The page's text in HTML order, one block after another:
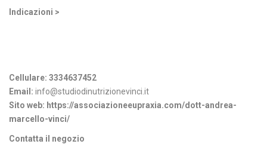
Indicazioni >
Cellulare: 3334637452
Email: info@studiodinutrizionevinci.it
Sito web: https://associazioneeupraxia.com/dott-andrea-
marcello-vinci/
Contatta il negozio